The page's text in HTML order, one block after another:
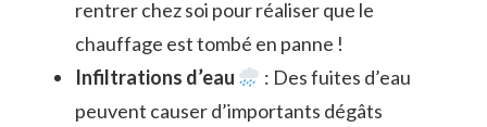
rentrer chez soi pour réaliser que le
chauffage est tombé en panne !
Infiltrations d’eau
: Des fuites d’eau
peuvent causer d’importants dégâts